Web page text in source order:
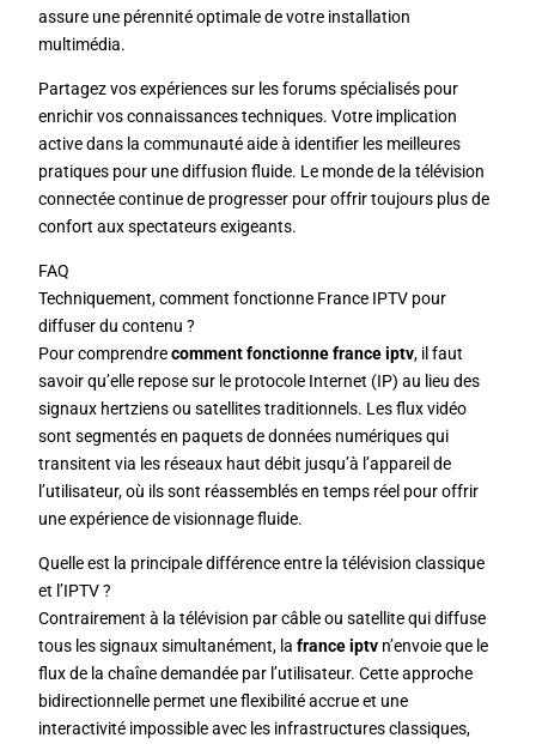
assure une pérennité optimale de votre installation
multimédia.
Partagez vos expériences sur les forums spécialisés pour
enrichir vos connaissances techniques. Votre implication
active dans la communauté aide à identifier les meilleures
pratiques pour une diffusion fluide. Le monde de la télévision
connectée continue de progresser pour offrir toujours plus de
confort aux spectateurs exigeants.
FAQ
Techniquement, comment fonctionne France IPTV pour
diffuser du contenu ?
Pour comprendrecomment fonctionne france iptv, il faut
savoir qu’elle repose sur le protocole Internet (IP) au lieu des
signaux hertziens ou satellites traditionnels. Les flux vidéo
sont segmentés en paquets de données numériques qui
transitent via les réseaux haut débit jusqu’à l’appareil de
l’utilisateur, où ils sont réassemblés en temps réel pour offrir
une expérience de visionnage fluide.
Quelle est la principale différence entre la télévision classique
et l’IPTV ?
Contrairement à la télévision par câble ou satellite qui diffuse
tous les signaux simultanément, la france iptvn’envoie que le
flux de la chaîne demandée par l’utilisateur. Cette approche
bidirectionnelle permet une flexibilité accrue et une
interactivité impossible avec les infrastructures classiques,